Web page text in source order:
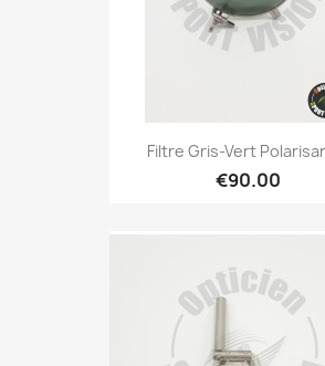
Filtre Gris-Vert
€90.00